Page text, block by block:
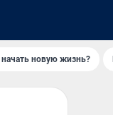
начать новую жизнь?